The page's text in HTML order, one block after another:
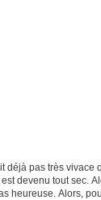
déjà pas très vivace
devenu tout sec.
heureuse. Alors,